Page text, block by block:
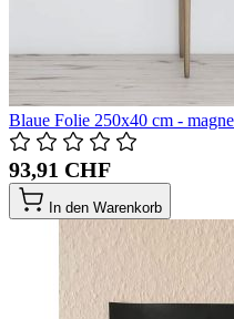
Blaue Folie 250x40 cm -
93,91 CHF
In den Warenkorb